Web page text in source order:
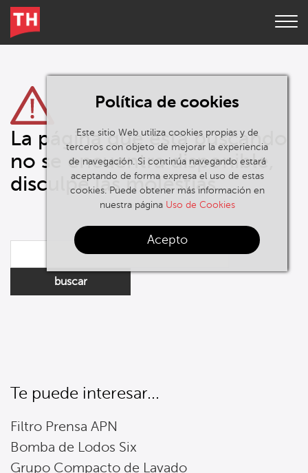
Política de cookies
Este sitio Web utiliza cookies propias y de
terceros con objeto de mejorar la experiencia
de navegación. Si continúa navegando estará
aceptando de forma expresa el uso de estas
cookies. Puede obtener más información en
nuestra página Uso de Cookies
Acepto
La página que está buscando
no se encuentra disponible,
disculpe las molestias.
Te puede interesar...
Filtro Prensa APN
Bomba de Lodos Six
Grupo Compacto de Lavado